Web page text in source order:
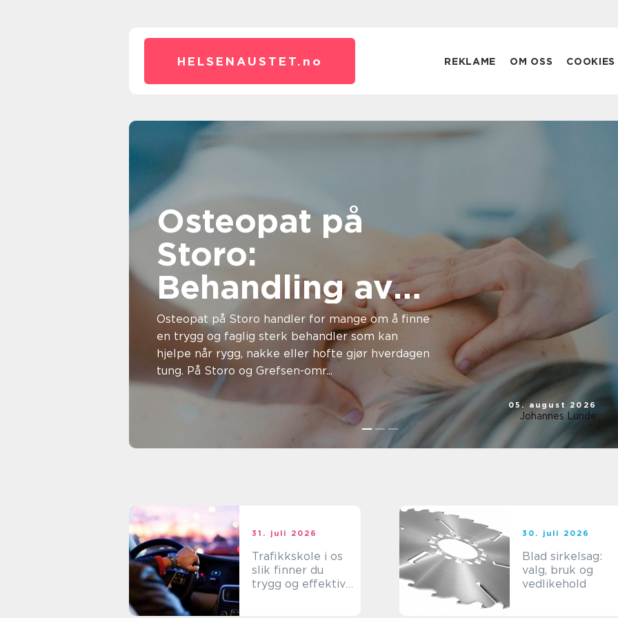
HELSENAUSTET. no REKLAME OM OSS COOKIES
Osteopat på
Storo:
Behandling av
rygg, nakke og
belastningsplag
er
Osteopat på Storo handler for mange om å finne
en trygg og faglig sterk behandler som kan
hjelpe når rygg, nakke eller hofte gjør hverdagen
tung. På Storo og Grefsen-omr...
05. august 2026
Johannes Lunde
31. juli 2026
Trafikkskole i os
slik finner du
trygg og effektiv
30. juli 2026
Blad sirkelsag:
valg, bruk og
vedlikehold